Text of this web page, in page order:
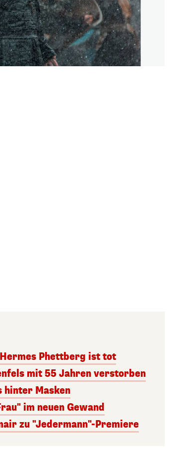
Phettberg ist tot
mit 55 Jahren verstorben
hinter Masken
im neuen Gewand
zu "Jedermann"-Premiere